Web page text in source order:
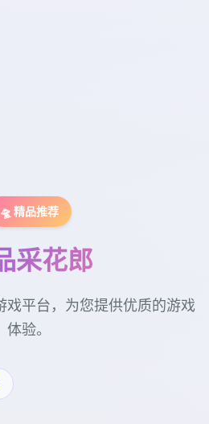
🛸 精品推荐
采花郎
戏平台，为您提供优质的游戏
体验。